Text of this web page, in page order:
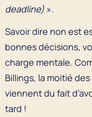
deadline) ».
Savoir dire non est
bonnes décisions,
charge mentale.
Billings, la moitié
viennent du fait
tard !